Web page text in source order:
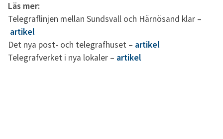
Läs mer:
Telegraflinjen mellan Sundsvall och Härnösand klar –
artikel
Det nya post- och telegrafhuset – artikel
Telegrafverket i nya lokaler – artikel